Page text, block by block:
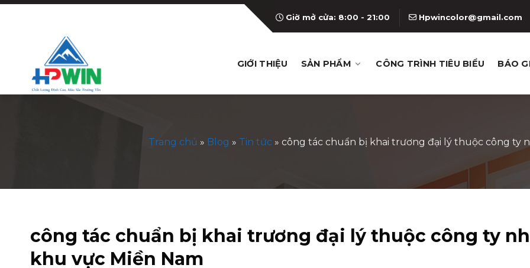
Bỏ
Giờ mở cửa: 8:00 - 21:00 Hpwincolor@gmail.com
GIỚI THIỆU SẢN PHẨM CÔNG TRÌNH TIÊU BIỂU BÁO
Trang chủ » Blog » Tin tức » công tác chuẩn bị khai trương đại lý thuộc công ty
công tác chuẩn bị khai trương đại lý thuộc công ty
khu vực Miền Nam